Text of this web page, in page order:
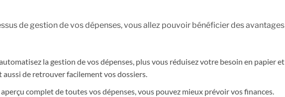
de gestion de vos dépenses, vous allez pouvoir bénéficier des avantages
la gestion de vos dépenses, plus vous réduisez votre besoin en papier et
de retrouver facilement vos dossiers.
complet de toutes vos dépenses, vous pouvez mieux prévoir vos finances.